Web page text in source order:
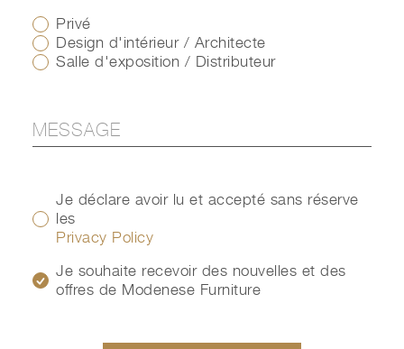
Privé
Design d'intérieur / Architecte
Salle d'exposition / Distributeur
Je déclare avoir lu et accepté sans réserve
les
Privacy Policy
Je souhaite recevoir des nouvelles et des
offres de Modenese Furniture